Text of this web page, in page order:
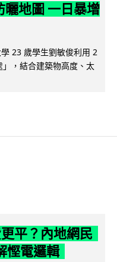
曬地圖 一日暴增
23 歲學生劉敏俊利用 2
，結合建築物高度、太
平？內地網民
慳電邏輯